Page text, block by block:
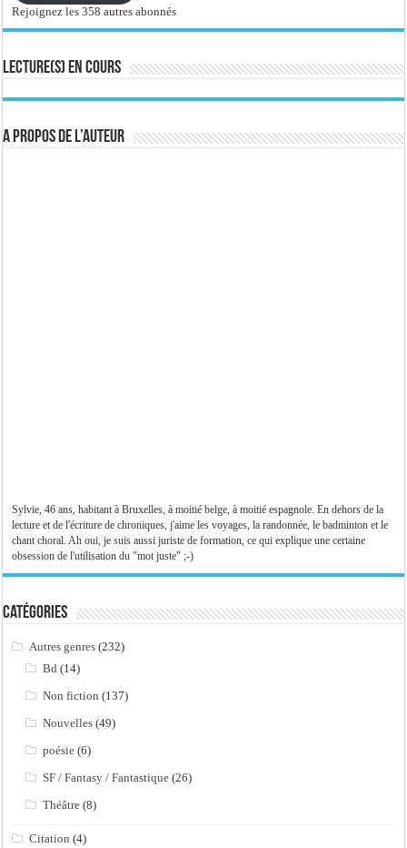
Rejoignez les 358 autres abonnés
Lecture(s) en cours
A propos de l’auteur
Sylvie, 46 ans, habitant à Bruxelles, à moitié belge, à moitié espagnole. En dehors de la
lecture et de l'écriture de chroniques, j'aime les voyages, la randonnée, le badminton et le
chant choral. Ah oui, je suis aussi juriste de formation, ce qui explique une certaine
obsession de l'utilisation du "mot juste" ;-)
Catégories
Autres genres (232)
Bd (14)
Non fiction (137)
Nouvelles (49)
poésie (6)
SF / Fantasy / Fantastique (26)
Théâtre (8)
Citation (4)